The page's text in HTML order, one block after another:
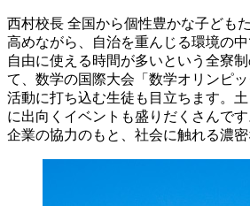
西村校長 全国から個性豊かな子ども
高めながら、自治を重んじる環境の中
自由に使える時間が多いという全寮
て、数学の国際大会「数学オリンピ
活動に打ち込む生徒も目立ちます。
に出向くイベントも盛りだくさんで
企業の協力のもと、社会に触れる濃密